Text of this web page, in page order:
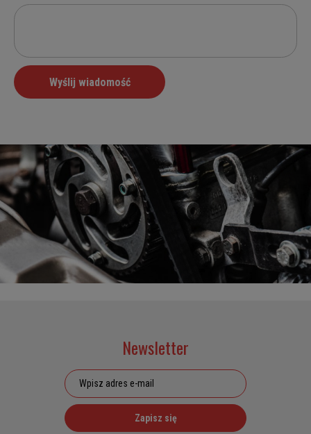
Newsletter
Zapisz się